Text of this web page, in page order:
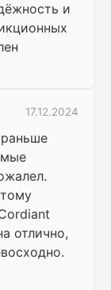
и
17.12.2024
отлично,